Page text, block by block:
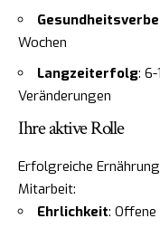
Wochen
Langzeiterfolg:
Veränderungen
Ihre aktive Rolle
Erfolgreiche
Mitarbeit:
Ehrlichkeit: